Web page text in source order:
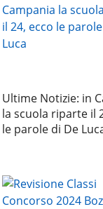
Ultime Notizie: in
la scuola riparte il
le parole di De